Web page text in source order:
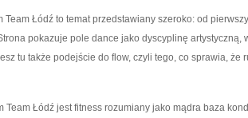
Team Łódź to temat przedstawiany szeroko: od
pokazuje pole dance jako dyscyplinę
tu także podejście do flow, czyli tego, co sprawia,
Team Łódź jest fitness rozumiany jako mądra baza